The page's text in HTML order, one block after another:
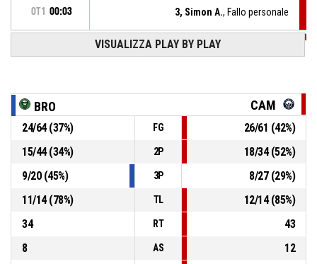
OT1 00:03 3, Simon A., Fallo personale
15, Miccoli M.
21, Hayes M., Fallo personale
OT1 00:15
66-72
15, Miccoli M.
, Tiro libero 1 di 2 realizzato
- avanti di 6
00:16
66-71
15, Miccoli M.
, Tiro libero 2 di 2 realizzato
La Molisana Magnolia Campobasso
- avanti di 5
VISUALIZZA PLAY BY PLAY
BRO CAM
24/64(37%) FG 26/61 (42%)
15/44(34%) 2P 18/34(52%)
9/20(45%) 3P 8/27(29%)
11/14(78%) TL 12/14(85%)
34
RT
43
8
AS
12